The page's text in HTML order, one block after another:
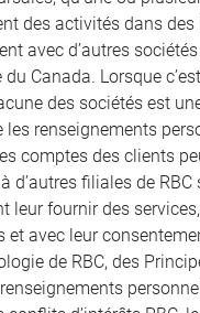
des activités dans
avec d’autres
du Canada. Lorsque
des sociétés est
les renseignements
comptes des clients
d’autres filiales de RBC
leur fournir des
et avec leur
de RBC, des